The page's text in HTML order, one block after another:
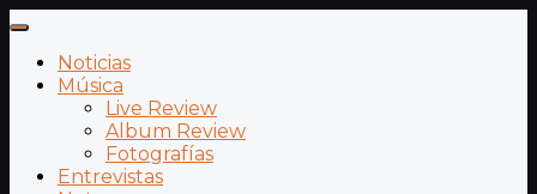
Noticias
Música
Live Review
Album Review
Fotografías
Entrevistas